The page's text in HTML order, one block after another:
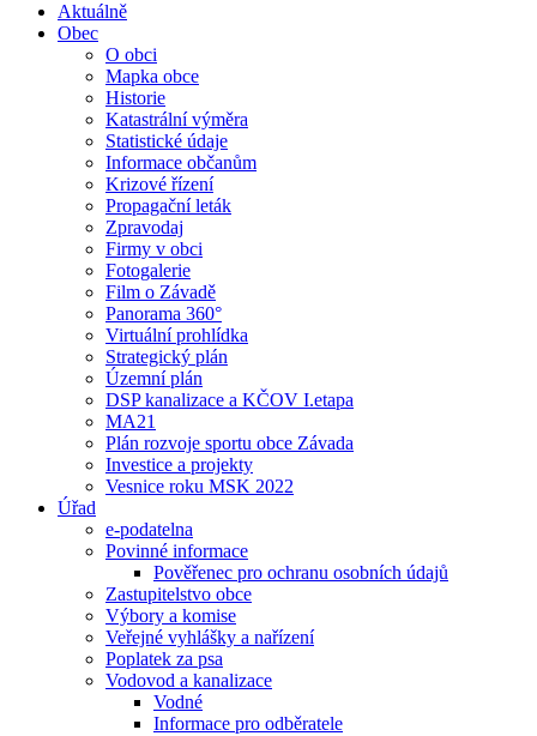
Aktuálně
Obec
O obci
Mapka obce
Historie
Katastrální výměra
Statistické údaje
Informace občanům
Krizové řízení
Propagační leták
Zpravodaj
Firmy v obci
Fotogalerie
Film o Závadě
Panorama 360°
Virtuální prohlídka
Strategický plán
Územní plán
DSP kanalizace a KČOV I.etapa
MA21
Plán rozvoje sportu obce Závada
Investice a projekty
Vesnice roku MSK 2022
Úřad
e-podatelna
Povinné informace
Pověřenec pro ochranu osobních údajů
Zastupitelstvo obce
Výbory a komise
Veřejné vyhlášky a nařízení
Poplatek za psa
Vodovod a kanalizace
Vodné
Informace pro odběratele